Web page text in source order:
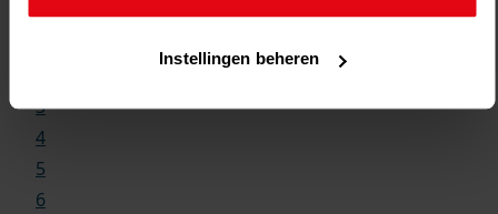
Instellingen beheren
1
3
4
5
6